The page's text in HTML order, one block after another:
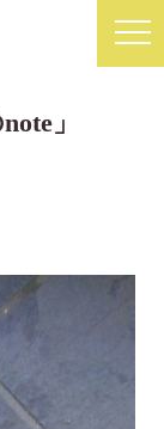
」